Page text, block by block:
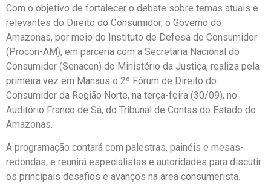
Com o objetivo de fortalecer o debate sobre temas atuais e
relevantes do Direito do Consumidor, o Governo do
Amazonas, por meio do Instituto de Defesa do Consumidor
(Procon-AM), em parceria com a Secretaria Nacional do
Consumidor (Senacon) do Ministério da Justiça, realiza pela
primeira vez em Manaus o 2º Fórum de Direito do
Consumidor da Região Norte, na terça-feira (30/09), no
Auditório Franco de Sá, do Tribunal de Contas do Estado do
Amazonas.
A programação contará com palestras, painéis e mesas-
redondas, e reunirá especialistas e autoridades para discutir
os principais desafios e avanços na área consumerista.